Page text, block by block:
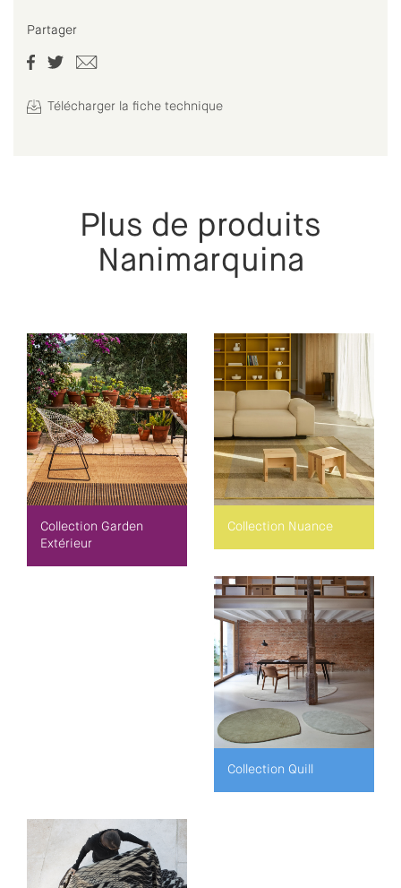
Partager
Télécharger la fiche technique
Plus de produits
Nanimarquina
Collection Garden
Extérieur
Collection Nuance
Collection Quill